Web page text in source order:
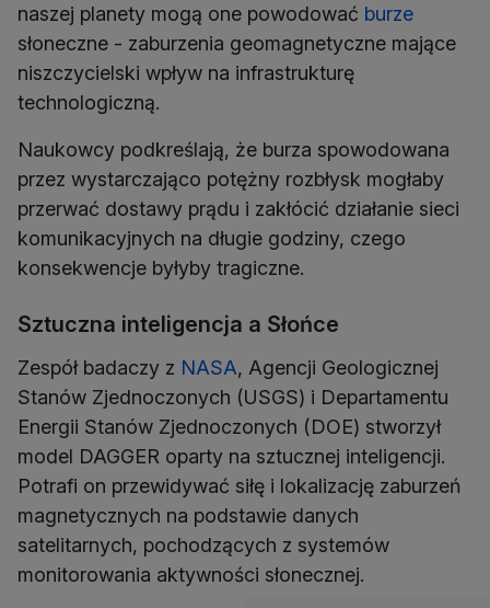
naszej planety mogą one powodować burze
słoneczne - zaburzenia geomagnetyczne mające
niszczycielski wpływ na infrastrukturę
technologiczną.
Naukowcy podkreślają, że burza spowodowana
przez wystarczająco potężny rozbłysk mogłaby
przerwać dostawy prądu i zakłócić działanie sieci
komunikacyjnych na długie godziny, czego
konsekwencje byłyby tragiczne.
Sztuczna inteligencja a Słońce
Zespół badaczy z NASA, Agencji Geologicznej
Stanów Zjednoczonych (USGS) i Departamentu
Energii Stanów Zjednoczonych (DOE) stworzył
model DAGGER oparty na sztucznej inteligencji.
Potrafi on przewidywać siłę i lokalizację zaburzeń
magnetycznych na podstawie danych
satelitarnych, pochodzących z systemów
monitorowania aktywności słonecznej.